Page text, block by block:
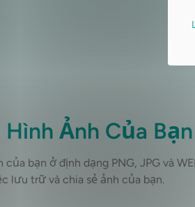
Hình Ảnh Của Bạn
bạn ở định dạng PNG, JPG và
lưu trữ và chia sẻ ảnh của bạn.